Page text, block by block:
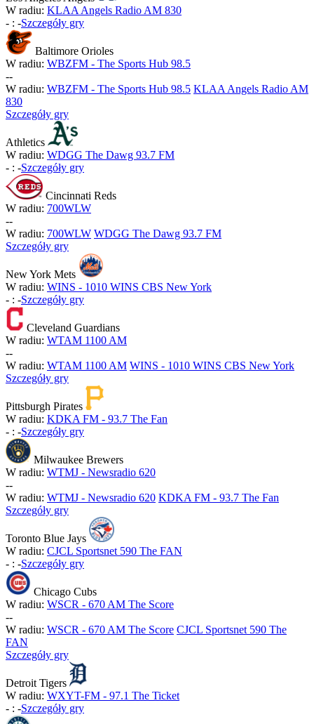
W radiu: KLAA Angels Radio AM 830
- : -Szczegóły gry
Baltimore Orioles
W radiu: WBZFM - The Sports Hub 98.5
--
W radiu: WBZFM - The Sports Hub 98.5 KLAA Angels Radio AM
830
Szczegóły gry
Athletics
W radiu: WDGG The Dawg 93.7 FM
- : -Szczegóły gry
Cincinnati Reds
W radiu: 700WLW
--
W radiu: 700WLW WDGG The Dawg 93.7 FM
Szczegóły gry
New York Mets
W radiu: WINS - 1010 WINS CBS New York
- : -Szczegóły gry
Cleveland Guardians
W radiu: WTAM 1100 AM
--
W radiu: WTAM 1100 AM WINS - 1010 WINS CBS New York
Szczegóły gry
Pittsburgh Pirates
W radiu: KDKA FM - 93.7 The Fan
- : -Szczegóły gry
Milwaukee Brewers
W radiu: WTMJ - Newsradio 620
--
W radiu: WTMJ - Newsradio 620 KDKA FM - 93.7 The Fan
Szczegóły gry
Toronto Blue Jays
W radiu: CJCL Sportsnet 590 The FAN
- : -Szczegóły gry
Chicago Cubs
W radiu: WSCR - 670 AM The Score
--
W radiu: WSCR - 670 AM The Score CJCL Sportsnet 590 The
FAN
Szczegóły gry
Detroit Tigers
W radiu: WXYT-FM - 97.1 The Ticket
- : -Szczegóły gry